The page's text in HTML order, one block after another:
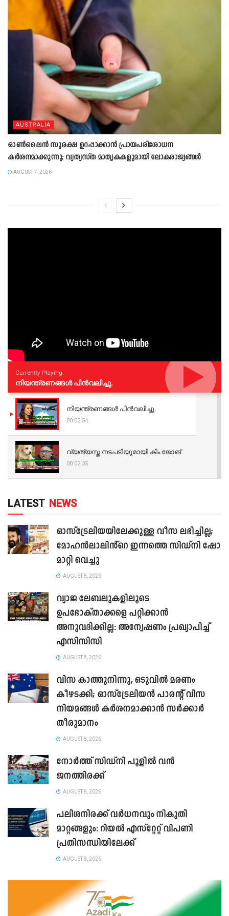
AUSTRALIA
ഓൺലൈൻ സുരക്ഷ ഉറപ്പാക്കാൻ പ്രായപരിശോധന
കർശനമാക്കുന്നു; വ്യത്യസ്ത മാതൃകകളുമായി ലോകരാജ്യങ്ങൾ
AUGUST 7, 2026
Currently Playing
നിയന്ത്രണങ്ങള്‍ പിന്‍വലിച്ചു.
നിയന്ത്രണങ്ങള്‍ പിന്‍വലിച്ചു.
00:02:54
വ്യത്യസ്ത നടപടിയുമായി കിം ജോങ്
00:02:35
LATEST NEWS
ഓസ്‌ട്രേലിയയിലേക്കുള്ള വീസ ലഭിച്ചില്ല;
മോഹൻലാലിൻ്റെ ഇന്നത്തെ സിഡ്നി ഷോ
മാറ്റി വെച്ചു
AUGUST 8, 2026
വ്യാജ ലേബലുകളിലൂടെ
ഉപഭോക്താക്കളെ പറ്റിക്കാൻ
അനുവദിക്കില്ല: അന്വേഷണം പ്രഖ്യാപിച്ച്
എസിസിസി
AUGUST 8, 2026
വിസ കാത്തുനിന്നു, ഒടുവിൽ മരണം
കീഴടക്കി; ഓസ്‌ട്രേലിയൻ പാരന്റ് വിസ
നിയമങ്ങൾ കർശനമാക്കാൻ സർക്കാർ
തീരുമാനം
AUGUST 8, 2026
നോർത്ത് സിഡ്നി പൂളിൽ വൻ
ജനത്തിരക്ക്
AUGUST 8, 2026
പലിശനിരക്ക് വർധനവും നികുതി
മാറ്റങ്ങളും: റിയൽ എസ്റ്റേറ്റ് വിപണി
പ്രതിസന്ധിയിലേക്ക്
AUGUST 8, 2026